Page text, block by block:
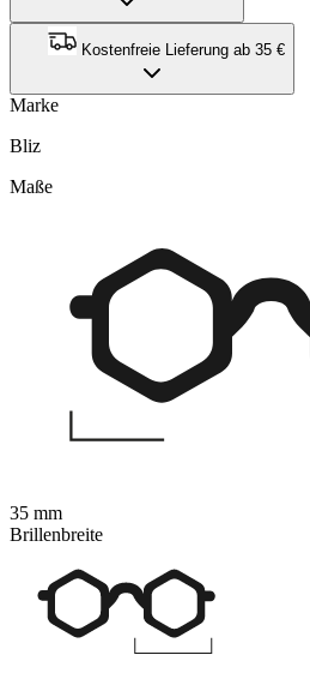
Kostenfreie Lieferung ab 35 €
Marke
Bliz
Maße
35 mm
Brillenbreite